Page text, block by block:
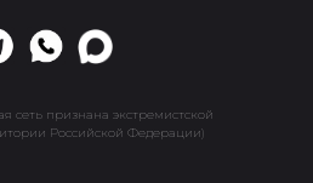
сеть признана экстремистской
Российской Федерации)